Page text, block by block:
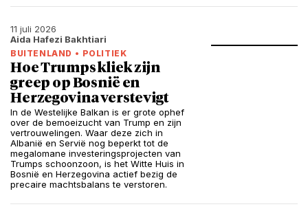
11 juli 2026
Aida Hafezi Bakhtiari
BUITENLAND • POLITIEK
Hoe Trumps kliek zijn
greep op Bosnië en
Herzegovina verstevigt
In de Westelijke Balkan is er grote ophef
over de bemoeizucht van Trump en zijn
vertrouwelingen. Waar deze zich in
Albanië en Servië nog beperkt tot de
megalomane investeringsprojecten van
Trumps schoonzoon, is het Witte Huis in
Bosnië en Herzegovina actief bezig de
precaire machtsbalans te verstoren.